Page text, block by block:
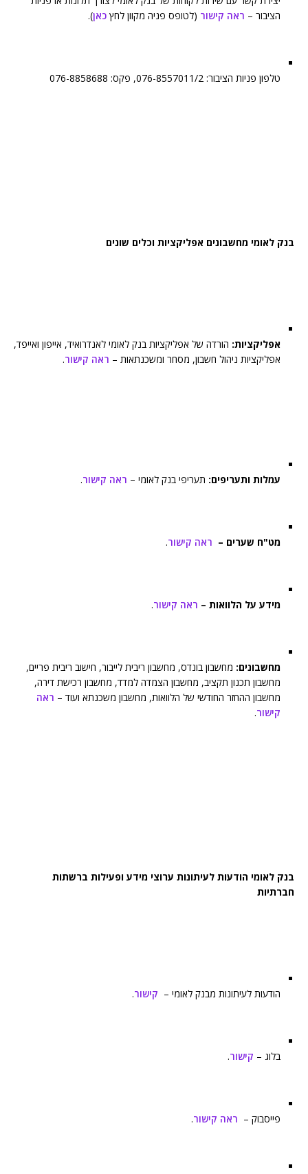
הציבור – ראה קישור (לטופס פניה מקוון לחץ כאן).
טלפון פניות הציבור: 076-8557011/2, פקס: 076-8858688
בנק לאומי מחשבונים אפליקציות וכלים שונים
אפליקציות: הורדה של אפליקציות בנק לאומי לאנדרואיד, אייפון ואייפד,
אפליקציות ניהול חשבון, מסחר ומשכנתאות – ראה קישור.
עמלות ותעריפים: תעריפי בנק לאומי – ראה קישור.
מט"ח שערים – ראה קישור.
מידע על הלוואות – ראה קישור.
מחשבונים: מחשבון בונדס, מחשבון ריבית לייבור, חישוב ריבית פריים,
מחשבון תכנון תקציב, מחשבון הצמדה למדד, מחשבון רכישת דירה,
מחשבון ההחזר החודשי של הלוואות, מחשבון משכנתא ועוד – ראה
קישור.
בנק לאומי הודעות לעיתונות ערוצי מידע ופעילות ברשתות
חברתיות
הודעות לעיתונות מבנק לאומי – קישור.
בלוג – קישור.
פייסבוק – ראה קישור.